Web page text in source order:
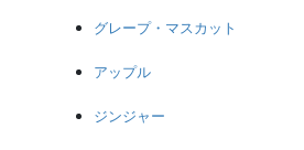
グレープ・マスカット
アップル
ジンジャー